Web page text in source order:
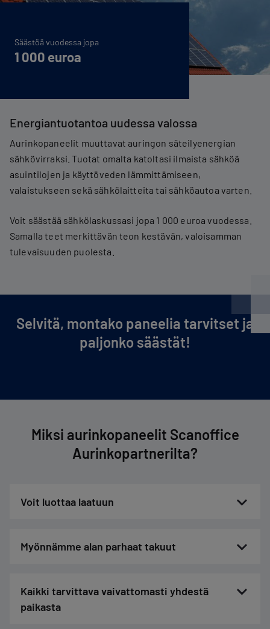
Säästöä vuodessa jopa
1 000 euroa
Energiantuotantoa uudessa valossa
Aurinkopaneelit muuttavat auringon säteilyenergian
sähkövirraksi. Tuotat omalta katoltasi ilmaista sähköä
asuintilojen ja käyttöveden lämmittämiseen,
valaistukseen sekä sähkölaitteita tai sähköautoa varten.
Voit säästää sähkölaskussasi jopa 1 000 euroa vuodessa.
Samalla teet merkittävän teon kestävän, valoisamman
tulevaisuuden puolesta.
Selvitä, montako paneelia tarvitset ja
paljonko säästät!
Miksi aurinkopaneelit Scanoffice
Aurinkopartnerilta?
Voit luottaa laatuun
Myönnämme alan parhaat takuut
Kaikki tarvittava vaivattomasti yhdestä
paikasta